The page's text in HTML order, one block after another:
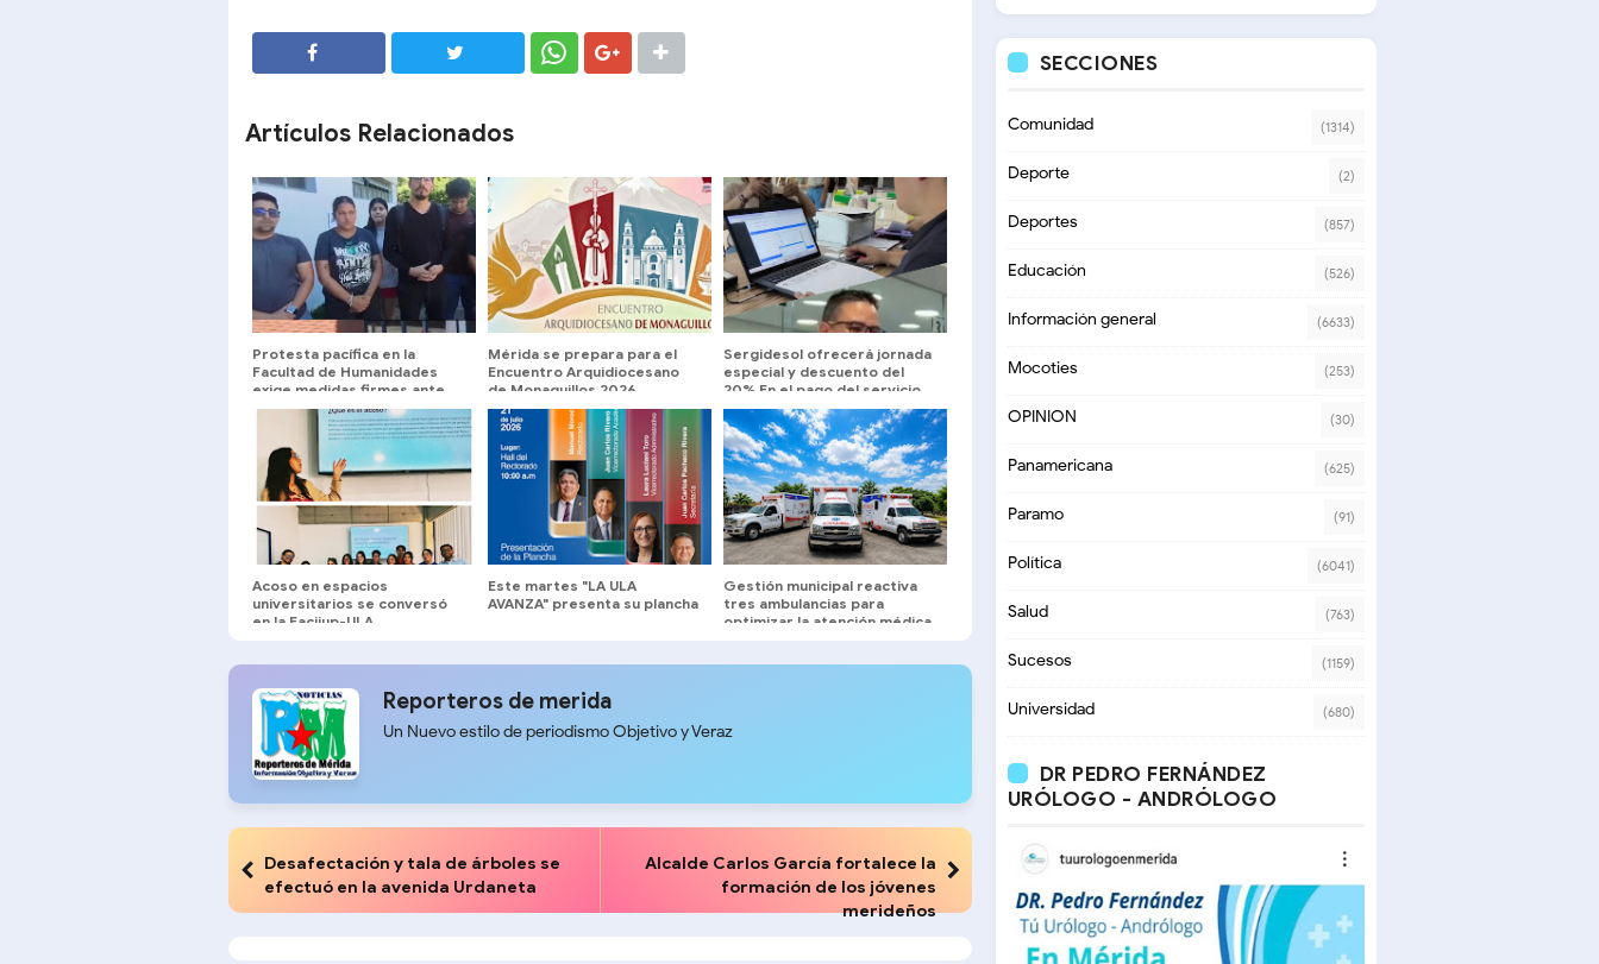
Artículos Relacionados
Protesta pacífica en la
Facultad de Humanidades
exige medidas firmes ante
caso de acoso
Mérida se prepara para el
Encuentro Arquidiocesano
de Monaguillos 2026
Sergidesol ofrecerá jornada
especial y descuento del
20% En el pago del servicio
de aseo urbano en la Plaza
Belén
Acoso en espacios
universitarios se conversó
en la Facijup-ULA
Este martes "LA ULA
AVANZA" presenta su plancha
Gestión municipal reactiva
tres ambulancias para
optimizar la atención médica
Reporteros de merida
Un Nuevo estilo de periodismo Objetivo y Veraz
Desafectación y tala de árboles se
efectuó en la avenida Urdaneta
Alcalde Carlos García fortalece la
formación de los jóvenes
merideños
SECCIONES
Comunidad (1314)
Deporte (2)
Deportes (857)
Educación (526)
Información general (6633)
Mocoties (253)
OPINION (30)
Panamericana (625)
Paramo (91)
Política (6041)
Salud (763)
Sucesos (1159)
Universidad (680)
DR PEDRO FERNÁNDEZ
URÓLOGO - ANDRÓLOGO